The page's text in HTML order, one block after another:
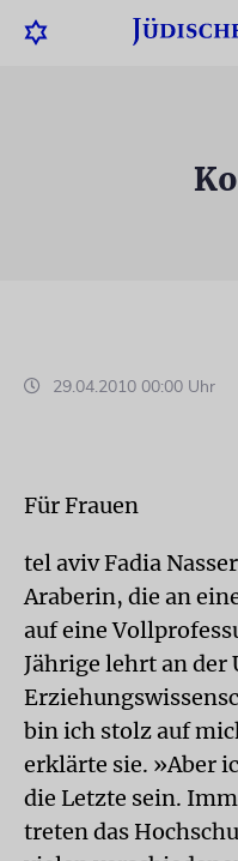
29.04.2010 00:00 Uhr
Für Frauen
tel aviv Fadia
Araberin, die an
auf eine
Jährige lehrt an
bin ich stolz auf
erklärte sie. »Aber
die Letzte sein.
treten das